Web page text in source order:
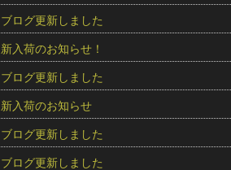
ブログ更新しました
新入荷のお知らせ！
ブログ更新しました
新入荷のお知らせ
ブログ更新しました
ブログ更新しました